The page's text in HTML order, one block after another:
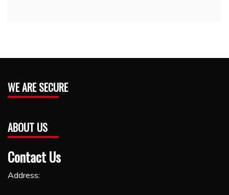
WE ARE SECURE
ABOUT US
Contact Us
Address: